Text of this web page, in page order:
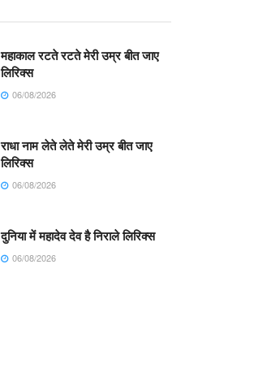
महाकाल रटते रटते मेरी उम्र बीत जाए
लिरिक्स
06/08/2026
राधा नाम लेते लेते मेरी उम्र बीत जाए
लिरिक्स
06/08/2026
दुनिया में महादेव देव है निराले लिरिक्स
06/08/2026